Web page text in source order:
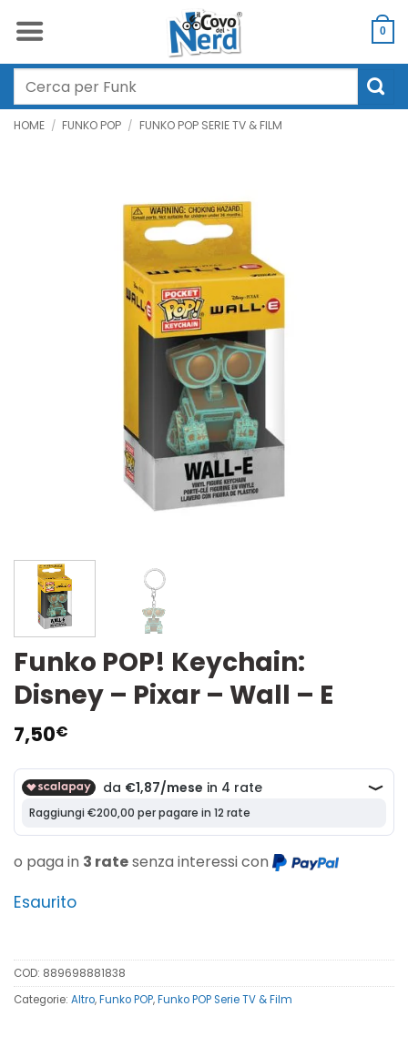
0
Cerca:
HOME / FUNKO POP / FUNKO POP SERIE TV & FILM
Funko POP! Keychain:
Disney – Pixar – Wall – E
7,50€
o paga in 3 ratesenza interessi con
Esaurito
COD: 889698881838
Categorie: Altro,Funko POP,Funko POP Serie TV & Film